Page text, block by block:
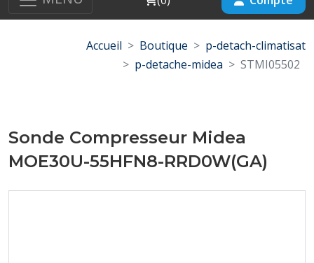
Accueil Boutique
p-detach-climatisat
p-detache-midea
STMI05502
Sonde Compresseur Midea
MOE30U-55HFN8-RRD0W(GA)